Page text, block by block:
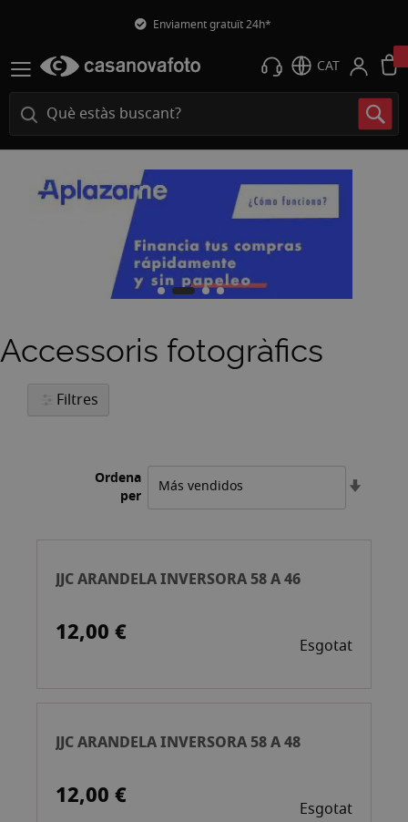
Enviament gratuït 24h*
CAT
Accessoris fotogràfics
Filtres
Ordena
per
JJC ARANDELA INVERSORA 58 A 46
12,00 € Esgotat
JJC ARANDELA INVERSORA 58 A 48
12,00 € Esgotat